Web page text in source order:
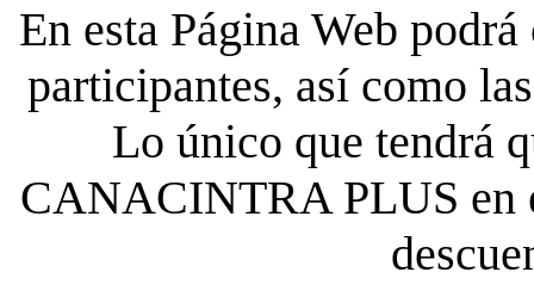
En esta Página Web
participantes, así como
Lo único que tendrá
CANACINTRA PLUS en